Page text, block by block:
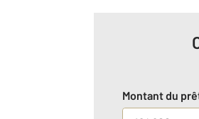
Montant du